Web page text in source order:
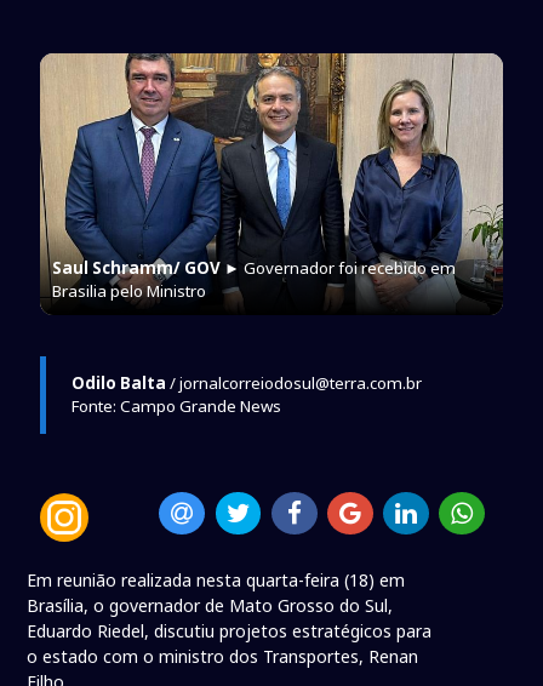
Saul Schramm/ GOV► Governador foi recebido em
Brasilia pelo Ministro
Odilo Balta / jornalcorreiodosul@terra.com.br
Fonte: Campo Grande News
Em reunião realizada nesta quarta-feira (18) em
Brasília, o governador de Mato Grosso do Sul,
Eduardo Riedel, discutiu projetos estratégicos para
o estado com o ministro dos Transportes, Renan